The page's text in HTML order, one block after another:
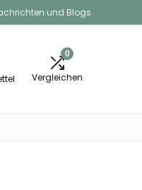
und Blogs
0
Vergleichen